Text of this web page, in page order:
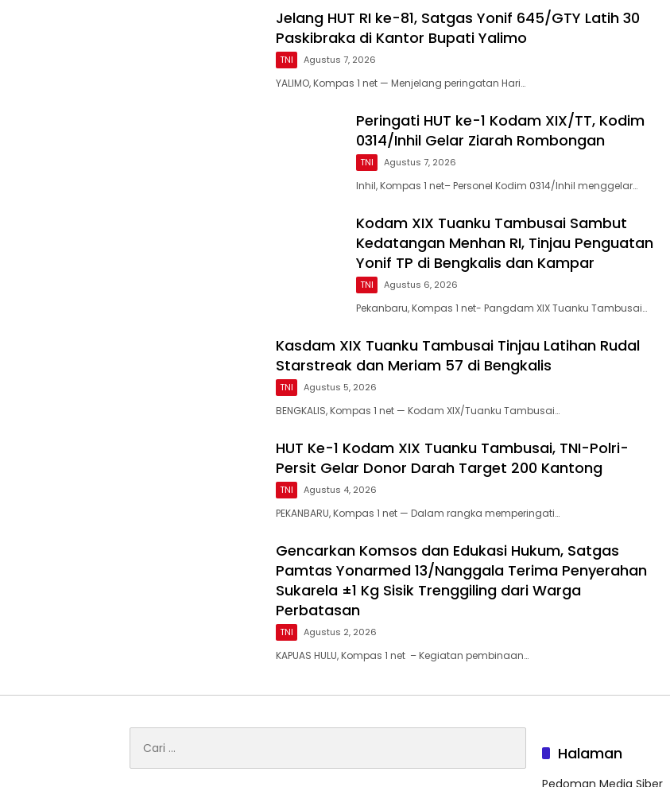
Jelang HUT RI ke-81, Satgas Yonif 645/GTY Latih 30
Paskibraka di Kantor Bupati Yalimo
TNI Agustus 7, 2026
YALIMO, Kompas 1 net — Menjelang peringatan Hari…
Peringati HUT ke-1 Kodam XIX/TT, Kodim
0314/Inhil Gelar Ziarah Rombongan
TNI Agustus 7, 2026
Inhil, Kompas 1 net– Personel Kodim 0314/Inhil menggelar…
Kodam XIX Tuanku Tambusai Sambut
Kedatangan Menhan RI, Tinjau Penguatan
Yonif TP di Bengkalis dan Kampar
TNI Agustus 6, 2026
Pekanbaru, Kompas 1 net- Pangdam XIX Tuanku Tambusai…
Kasdam XIX Tuanku Tambusai Tinjau Latihan Rudal
Starstreak dan Meriam 57 di Bengkalis
TNI Agustus 5, 2026
BENGKALIS, Kompas 1 net — Kodam XIX/Tuanku Tambusai…
HUT Ke-1 Kodam XIX Tuanku Tambusai, TNI-Polri-
Persit Gelar Donor Darah Target 200 Kantong
TNI Agustus 4, 2026
PEKANBARU, Kompas 1 net — Dalam rangka memperingati…
Gencarkan Komsos dan Edukasi Hukum, Satgas
Pamtas Yonarmed 13/Nanggala Terima Penyerahan
Sukarela ±1 Kg Sisik Trenggiling dari Warga
Perbatasan
TNI Agustus 2, 2026
KAPUAS HULU, Kompas 1 net – Kegiatan pembinaan…
untuk:
Halaman
Pedoman Media Siber